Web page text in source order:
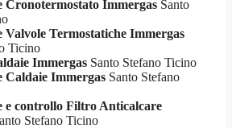
Cronotermostato Immergas Santo
Valvole Termostatiche Immergas
Ticino
Immergas Santo Stefano Ticino
Caldaie Immergas Santo Stefano
e controllo Filtro Anticalcare
Stefano Ticino